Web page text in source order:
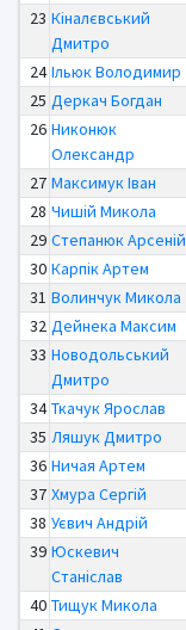
23 Кіналєвський
Дмитро
24 Ільюк Володимир
25 Деркач Богдан
26 Никонюк
Олександр
27 Максимук Іван
28 Чишій Микола
29 Степанюк Арсеній
30 Карпік Артем
31 Волинчук Микола
32 Дейнека Максим
33 Новодольський
Дмитро
34 Ткачук Ярослав
35 Ляшук Дмитро
36 Ничая Артем
37 Хмура Сергій
38 Уєвич Андрій
39 Юскевич
Станіслав
40 Тищук Микола